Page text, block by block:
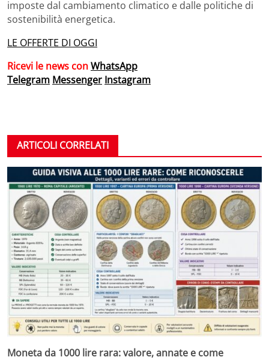
imposte dal cambiamento climatico e dalle politiche di
sostenibilità energetica.
LE OFFERTE DI OGGI
Ricevi le news conWhatsApp
Telegram Messenger Instagram
ARTICOLI CORRELATI
Moneta da 1000 lire rara: valore, annate e come